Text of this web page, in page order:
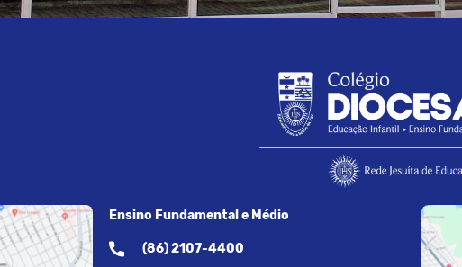
Ensino Fundamental e Médio
(86) 2107-4400